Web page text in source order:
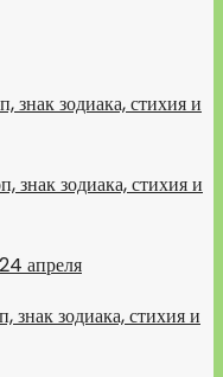
знак зодиака, стихия и
знак зодиака, стихия и
апреля
знак зодиака, стихия и